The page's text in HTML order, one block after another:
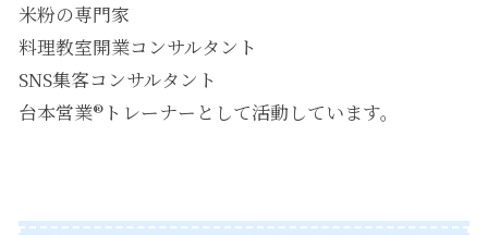
米粉の専門家
料理教室開業コンサルタント
SNS集客コンサルタント
台本営業®︎トレーナー として活動しています。